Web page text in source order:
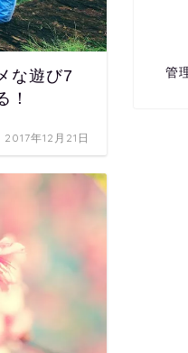
な遊び7
！
2017年12月21日
管